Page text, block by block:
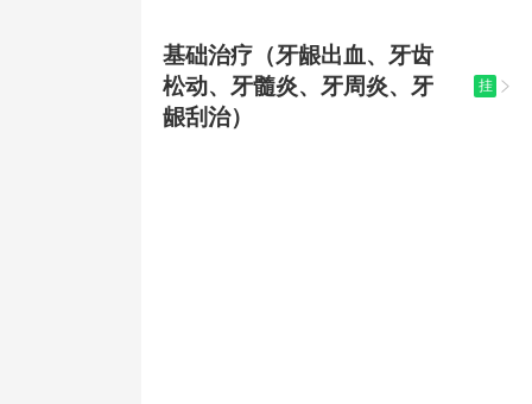
基础治疗（牙龈出血、牙齿
松动、牙髓炎、牙周炎、牙
龈刮治）
挂 